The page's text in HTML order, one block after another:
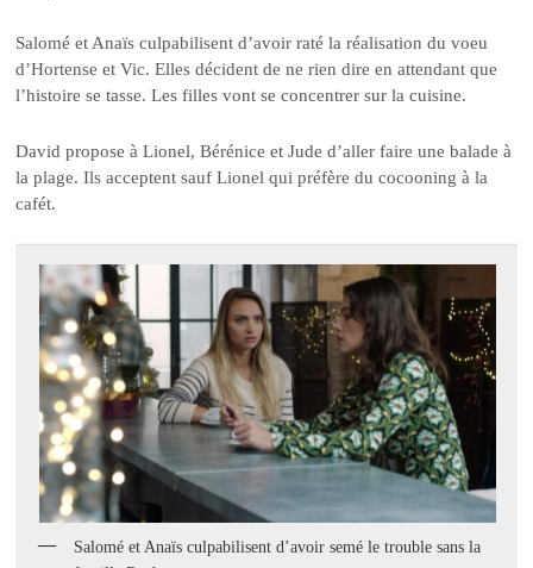
Salomé et Anaïs culpabilisent d’avoir raté la réalisation du voeu
d’Hortense et Vic. Elles décident de ne rien dire en attendant que
l’histoire se tasse. Les filles vont se concentrer sur la cuisine.
David propose à Lionel, Bérénice et Jude d’aller faire une balade à
la plage. Ils acceptent sauf Lionel qui préfère du cocooning à la
cafét.
Salomé et Anaïs culpabilisent d’avoir semé le trouble sans la